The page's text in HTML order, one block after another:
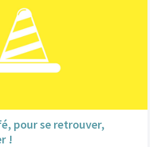
pour se retrouver,
!